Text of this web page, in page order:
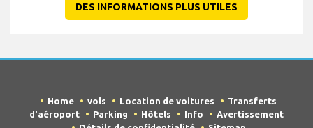
DES INFORMATIONS PLUS UTILES
Home vols Location de voitures
Transferts
d'aéroport
Parking Hôtels Info
Avertissement